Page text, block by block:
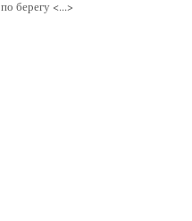
по берегу <...>